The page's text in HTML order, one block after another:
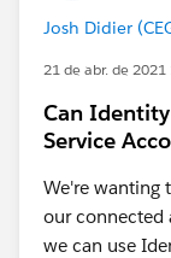
Josh Didier
21 de abr. de 2021
Can Identity
Service
We're wanting
our connected
we can use